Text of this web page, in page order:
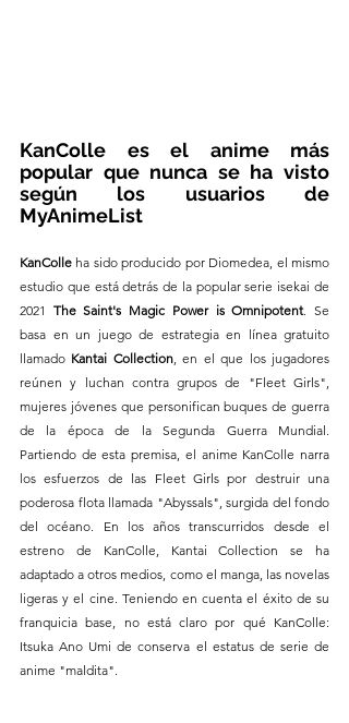
KanColle es el anime más
popular que nunca se ha visto
según los usuarios de
MyAnimeList
KanColle ha sido producido por Diomedea, el mismo
estudio que está detrás de la popular serie isekai de
2021 The Saint's Magic Power is Omnipotent. Se
basa en un juego de estrategia en línea gratuito
llamado Kantai Collection, en el que los jugadores
reúnen y luchan contra grupos de "Fleet Girls",
mujeres jóvenes que personifican buques de guerra
de la época de la Segunda Guerra Mundial.
Partiendo de esta premisa, el anime KanColle narra
los esfuerzos de las Fleet Girls por destruir una
poderosa flota llamada "Abyssals", surgida del fondo
del océano. En los años transcurridos desde el
estreno de KanColle, Kantai Collection se ha
adaptado a otros medios, como el manga, las novelas
ligeras y el cine. Teniendo en cuenta el éxito de su
franquicia base, no está claro por qué KanColle:
Itsuka Ano Umi de conserva el estatus de serie de
anime "maldita".